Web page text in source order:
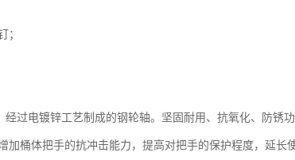
；
过电镀锌工艺制成的钢轮轴。坚固耐用、抗氧化、防锈
桶体把手的抗冲击能力，提高对把手的保护程度，延长